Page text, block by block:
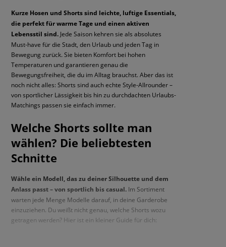
Kurze Hosen und Shorts sind leichte, luftige Essentials,
die perfekt für warme Tage und einen aktiven
Lebensstil sind. Jede Saison kehren sie als absolutes
Must-have für die Stadt, den Urlaub und jeden Tag in
Bewegung zurück. Sie bieten Komfort bei hohen
Temperaturen und garantieren genau die
Bewegungsfreiheit, die du im Alltag brauchst. Aber das ist
noch nicht alles: Shorts sind auch echte Style-Allrounder –
von sportlicher Lässigkeit bis hin zu durchdachten Urlaubs-
Matchings passen sie einfach immer.
Welche Shorts sollte man
wählen? Die beliebtesten
Schnitte
Wähle ein Modell, das zu deiner Silhouette und dem
Anlass passt – von sportlich bis casual. Im Sortiment
warten jede Menge Modelle darauf, in deine Garderobe
einzuziehen. Du weißt nicht genau, welche Shorts wozu
getragen werden? Hier ist ein kleiner Guide für dich: